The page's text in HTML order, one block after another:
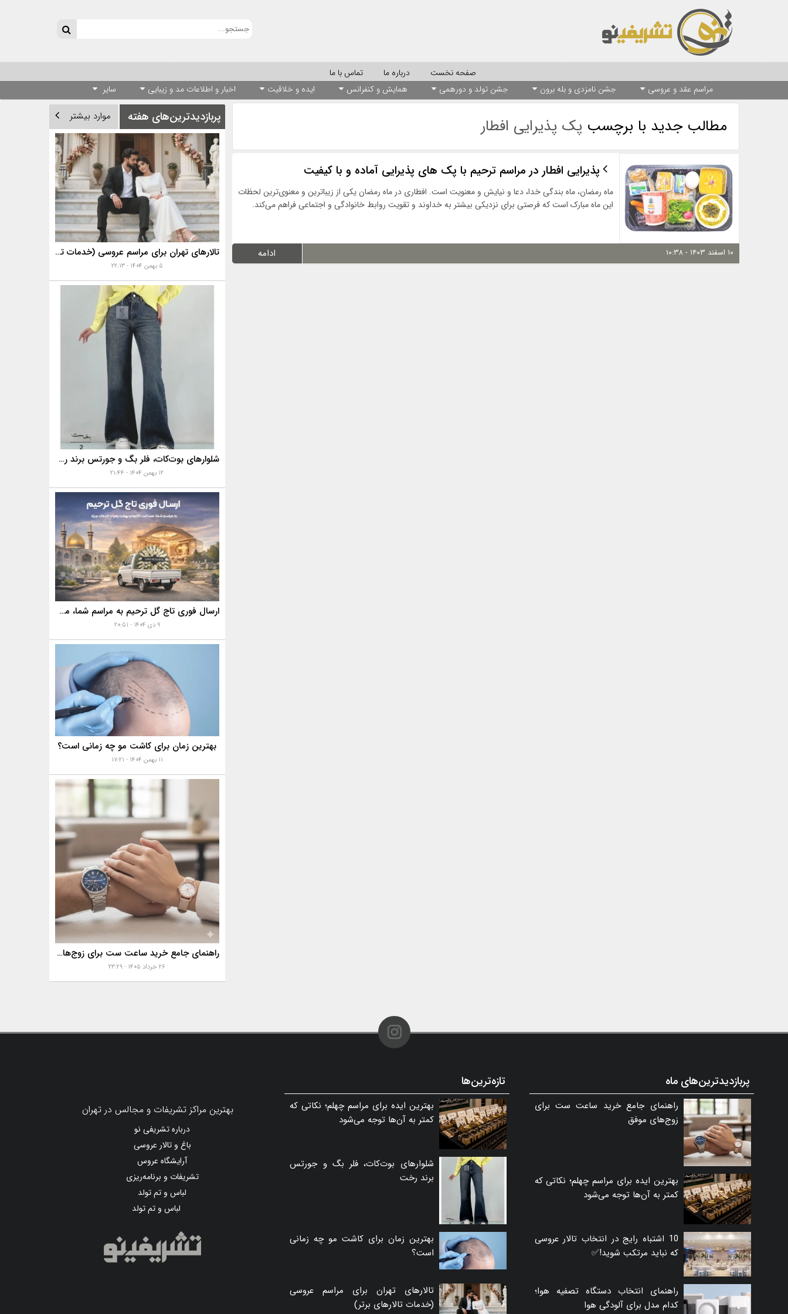
صفحه نخست درباره ما
تماس با ما
مراسم عقد و عروسی
جشن نامزدی و بله برون جشن تولد و دورهمی همایش و کنفرانس ایده و خلاقیت اخبار و اطلاعات مد و زیبایی سایر
مطالب جدید با برچسب پک پذیرایی افطار
پذیرایی افطار در مراسم ترحیم با پک های پذیرایی آماده و با کیفیت
ماه رمضان، ماه بندگی خدا، دعا و نیایش و معنویت است. افطاری در ماه رمضان یکی از زیباترین و معنوی‌ترین لحظات
این ماه مبارک است که فرصتی برای نزدیکی بیشتر به خداوند و تقویت روابط خانوادگی و اجتماعی فراهم می‌کند.
۱۰ اسفند ۱۴۰۳ - ۱۰:۳۸ ادامه
پربازدیدترین‌های هفته موارد بیشتر
تالارهای تهران برای مراسم عروسی (خدمات تالارهای برتر)
۵ بهمن ۱۴۰۴ - ۲۲:۱۳
شلوارهای بوت‌کات، فلر بگ و جورتس برند رخت
۱۲ بهمن ۱۴۰۴ - ۲۱:۴۴
ارسال فوری تاج گل ترحیم به مراسم شما، مساجد، تالارها و بهشت زهرا با خدمات ویژه
۹ دی ۱۴۰۴ - ۲۰:۵۱
بهترین زمان برای کاشت مو چه زمانی است؟
۱۱ بهمن ۱۴۰۴ - ۱۷:۲۱
راهنمای جامع خرید ساعت ست برای زوج‌های موفق
۲۶ خرداد ۱۴۰۵ - ۲۳:۲۹
پربازدیدترین‌های ماه
راهنمای جامع خرید ساعت ست برای
زوج‌های موفق
بهترین ایده برای مراسم چهلم؛ نکاتی که
کمتر به آن‌ها توجه می‌شود
10 اشتباه رایج در انتخاب تالار عروسی
که نباید مرتکب شوید!✅
راهنمای انتخاب دستگاه تصفیه هوا؛
کدام مدل برای آلودگی هوا
تازه‌ترین‌ها
بهترین ایده برای مراسم چهلم؛ نکاتی که
کمتر به آن‌ها توجه می‌شود
شلوارهای بوت‌کات، فلر بگ و جورتس
برند رخت
بهترین زمان برای کاشت مو چه زمانی
است؟
تالارهای تهران برای مراسم عروسی
(خدمات تالارهای برتر)
بهترین مراکز تشریفات و مجالس در تهران
درباره تشریفی نو
باغ و تالار عروسی
آرایشگاه عروس
تشریفات و برنامه‌ریزی
لباس و تم تولد
لباس و تم تولد